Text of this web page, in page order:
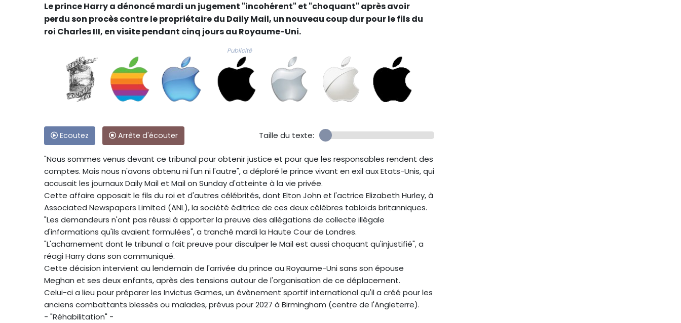
Le prince Harry a dénoncé mardi un jugement "incohérent" et "choquant" après avoir
perdu son procès contre le propriétaire du Daily Mail, un nouveau coup dur pour le fils du
roi Charles III, en visite pendant cinq jours au Royaume-Uni.
Publicité
Ecoutez Arrête d'écouter Taille du texte:
"Nous sommes venus devant ce tribunal pour obtenir justice et pour que les responsables rendent des
comptes. Mais nous n'avons obtenu ni l'un ni l'autre", a déploré le prince vivant en exil aux Etats-Unis, qui
accusait les journaux Daily Mail et Mail on Sunday d'atteinte à la vie privée.
Cette affaire opposait le fils du roi et d'autres célébrités, dont Elton John et l'actrice Elizabeth Hurley, à
Associated Newspapers Limited (ANL), la société éditrice de ces deux célèbres tabloïds britanniques.
"Les demandeurs n'ont pas réussi à apporter la preuve des allégations de collecte illégale
d'informations qu'ils avaient formulées", a tranché mardi la Haute Cour de Londres.
"L'acharnement dont le tribunal a fait preuve pour disculper le Mail est aussi choquant qu'injustifié", a
réagi Harry dans son communiqué.
Cette décision intervient au lendemain de l'arrivée du prince au Royaume-Uni sans son épouse
Meghan et ses deux enfants, après des tensions autour de l'organisation de ce déplacement.
Celui-ci a lieu pour préparer les Invictus Games, un évènement sportif international qu'il a créé pour les
anciens combattants blessés ou malades, prévus pour 2027 à Birmingham (centre de l'Angleterre).
- "Réhabilitation" -